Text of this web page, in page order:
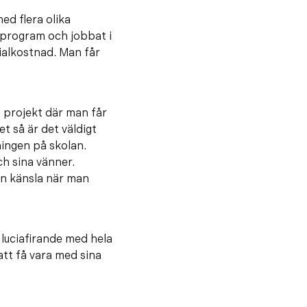
flera olika
och jobbat i
Man får
där man får
så är det väldigt
på skolan.
sina vänner.
känsla när man
med hela
få vara med sina